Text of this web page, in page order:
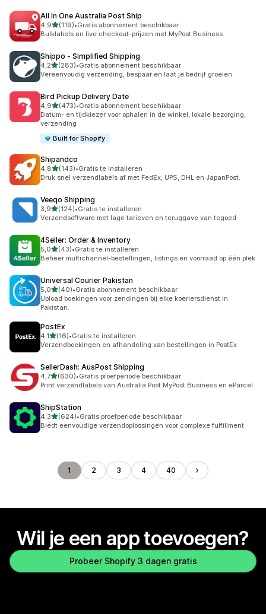
All In One Australia Post Ship
4,9van 5 sterren
(119)
119 recensies in totaal
•Gratis abonnement beschikbaar
Bulklabels en live checkout-prijzen met MyPost Business.
Shippo ‑ Simplified Shipping
4,2van 5 sterren
(283)
283 recensies in totaal
•Gratis abonnement beschikbaar
Vereenvoudig verzending, bespaar en laat je bedrijf groeien
Bird Pickup Delivery Date
4,9van 5 sterren
(473)
473 recensies in totaal
•Gratis abonnement beschikbaar
Datum- en tijdkiezer voor ophalen in de winkel, lokale bezorging,
verzending
Built for Shopify
Shipandco
4,8van 5 sterren
(143)
143 recensies in totaal
•Gratis te installeren
Druk snel verzendlabels af met FedEx, UPS, DHL en JapanPost.
Veeqo Shipping
3,9van 5 sterren
(124)
124 recensies in totaal
•Gratis te installeren
Verzendsoftware met lage tarieven en teruggave van tegoed
4Seller: Order & Inventory
5,0van 5 sterren
(43)
43 recensies in totaal
•Gratis te installeren
Beheer multichannel-bestellingen, listings en voorraad op één plek
Universal Courier Pakistan
5,0van 5 sterren
(40)
40 recensies in totaal
•Gratis abonnement beschikbaar
Upload boekingen voor zendingen bij elke koeriersdienst in
Pakistan.
PostEx
4,1van 5 sterren
(16)
16 recensies in totaal
•Gratis te installeren
Verzendboekingen en afhandeling van bestellingen in PostEx
SellerDash: AusPost Shipping
4,7van 5 sterren
(630)
630 recensies in totaal
•Gratis proefperiode beschikbaar
Print verzendlabels van Australia Post MyPost Business en eParcel
ShipStation
4,3van 5 sterren
(624)
624 recensies in totaal
•Gratis proefperiode beschikbaar
Biedt eenvoudige verzendoplossingen voor complexe fulfillment
1 2 3 4 40
Wil je een app toevoegen?
Probeer Shopify 3 dagen gratis